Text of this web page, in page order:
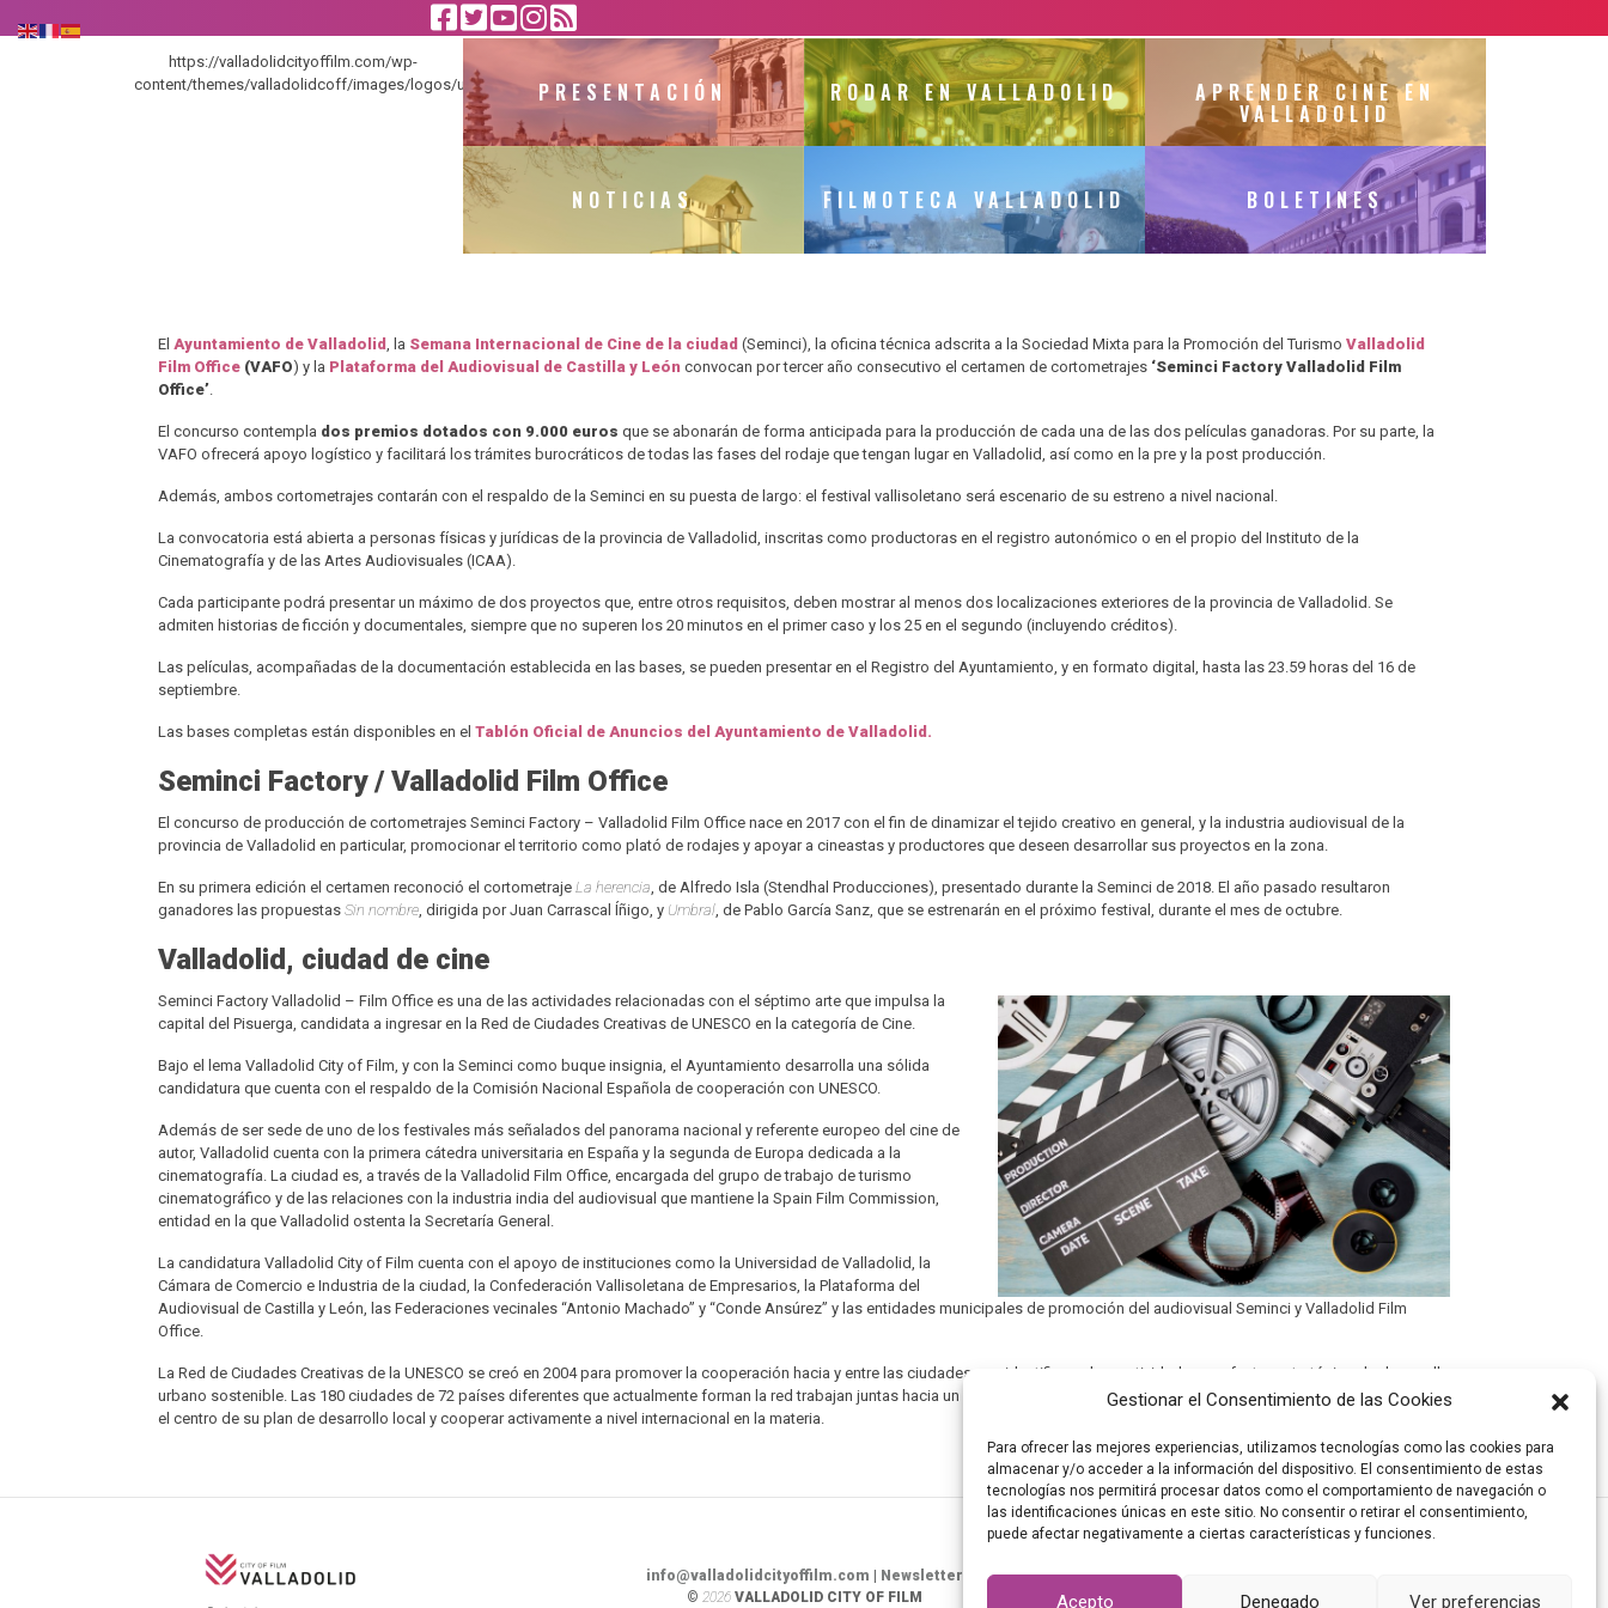
Gestionar el Consentimiento de las Cookies
Para ofrecer las mejores experiencias, utilizamos tecnologías como las cookies para
almacenar y/o acceder a la información del dispositivo. El consentimiento de estas
tecnologías nos permitirá procesar datos como el comportamiento de navegación o
las identificaciones únicas en este sitio. No consentir o retirar el consentimiento,
puede afectar negativamente a ciertas características y funciones.
Acepto Denegado Ver preferencias
https://valladolidcityoffilm.com/wp-
content/themes/valladolidcoff/images/logos/unesco_en.pngPRESENTACIÓN RODAR EN VALLADOLID APRENDER CINE EN
VALLADOLID
NOTICIAS FILMOTECA VALLADOLID BOLETINES
El Ayuntamiento de Valladolid , la Semana Internacional de Cine de la ciudad (Seminci), la oficina técnica adscrita a la Sociedad Mixta para la Promoción del Turismo Valladolid
Film Office (VAFO) y la Plataforma del Audiovisual de Castilla y León convocan por tercer año consecutivo el certamen de cortometrajes ‘Seminci Factory Valladolid Film
Office’.
El concurso contempla dos premios dotados con 9.000 euros que se abonarán de forma anticipada para la producción de cada una de las dos películas ganadoras. Por su parte, la
VAFO ofrecerá apoyo logístico y facilitará los trámites burocráticos de todas las fases del rodaje que tengan lugar en Valladolid, así como en la pre y la post producción.
Además, ambos cortometrajes contarán con el respaldo de la Seminci en su puesta de largo: el festival vallisoletano será escenario de su estreno a nivel nacional.
La convocatoria está abierta a personas físicas y jurídicas de la provincia de Valladolid, inscritas como productoras en el registro autonómico o en el propio del Instituto de la
Cinematografía y de las Artes Audiovisuales (ICAA).
Cada participante podrá presentar un máximo de dos proyectos que, entre otros requisitos, deben mostrar al menos dos localizaciones exteriores de la provincia de Valladolid. Se
admiten historias de ficción y documentales, siempre que no superen los 20 minutos en el primer caso y los 25 en el segundo (incluyendo créditos).
Las películas, acompañadas de la documentación establecida en las bases, se pueden presentar en el Registro del Ayuntamiento, y en formato digital, hasta las 23.59 horas del 16 de
septiembre.
Las bases completas están disponibles en el Tablón Oficial de Anuncios del Ayuntamiento de Valladolid.
Seminci Factory / Valladolid Film Office
El concurso de producción de cortometrajes Seminci Factory – Valladolid Film Office nace en 2017 con el fin de dinamizar el tejido creativo en general, y la industria audiovisual de la
provincia de Valladolid en particular, promocionar el territorio como plató de rodajes y apoyar a cineastas y productores que deseen desarrollar sus proyectos en la zona.
En su primera edición el certamen reconoció el cortometraje La herencia, de Alfredo Isla (Stendhal Producciones), presentado durante la Seminci de 2018. El año pasado resultaron
ganadores las propuestas Sin nombre, dirigida por Juan Carrascal Íñigo, y Umbral, de Pablo García Sanz, que se estrenarán en el próximo festival, durante el mes de octubre.
Valladolid, ciudad de cine
Seminci Factory Valladolid – Film Office es una de las actividades relacionadas con el séptimo arte que impulsa la
capital del Pisuerga, candidata a ingresar en la Red de Ciudades Creativas de UNESCO en la categoría de Cine.
Bajo el lema Valladolid City of Film, y con la Seminci como buque insignia, el Ayuntamiento desarrolla una sólida
candidatura que cuenta con el respaldo de la Comisión Nacional Española de cooperación con UNESCO.
Además de ser sede de uno de los festivales más señalados del panorama nacional y referente europeo del cine de
autor, Valladolid cuenta con la primera cátedra universitaria en España y la segunda de Europa dedicada a la
cinematografía. La ciudad es, a través de la Valladolid Film Office, encargada del grupo de trabajo de turismo
cinematográfico y de las relaciones con la industria india del audiovisual que mantiene la Spain Film Commission,
entidad en la que Valladolid ostenta la Secretaría General.
La candidatura Valladolid City of Film cuenta con el apoyo de instituciones como la Universidad de Valladolid, la
Cámara de Comercio e Industria de la ciudad, la Confederación Vallisoletana de Empresarios, la Plataforma del
Audiovisual de Castilla y León, las Federaciones vecinales “Antonio Machado” y “Conde Ansúrez” y las entidades municipales de promoción del audiovisual Seminci y Valladolid Film
Office.
La Red de Ciudades Creativas de la UNESCO se creó en 2004 para promover la cooperación hacia y entre las ciudades que identifiquen la creatividad como factor estratégico de desarrollo
urbano sostenible. Las 180 ciudades de 72 países diferentes que actualmente forman la red trabajan juntas hacia un objetivo común: posicionar la creatividad y las industrias culturales en
el centro de su plan de desarrollo local y cooperar activamente a nivel internacional en la materia.
info@valladolidcityoffilm.com
Newsletter
© 2026VALLADOLID CITY OF FILM